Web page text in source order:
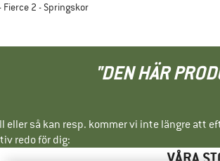
Fierce 2 - Springskor
"DEN HÄR
eller så kan resp. kommer vi inte längre att
redo för dig: